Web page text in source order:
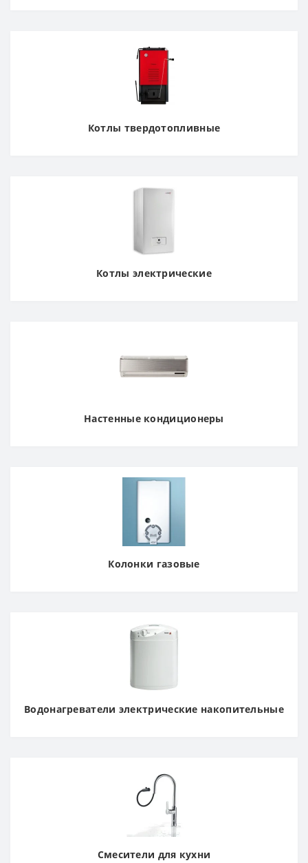
Котлы твердотопливные
Котлы электрические
Настенные кондиционеры
Колонки газовые
Водонагреватели электрические накопительные
Смесители для кухни